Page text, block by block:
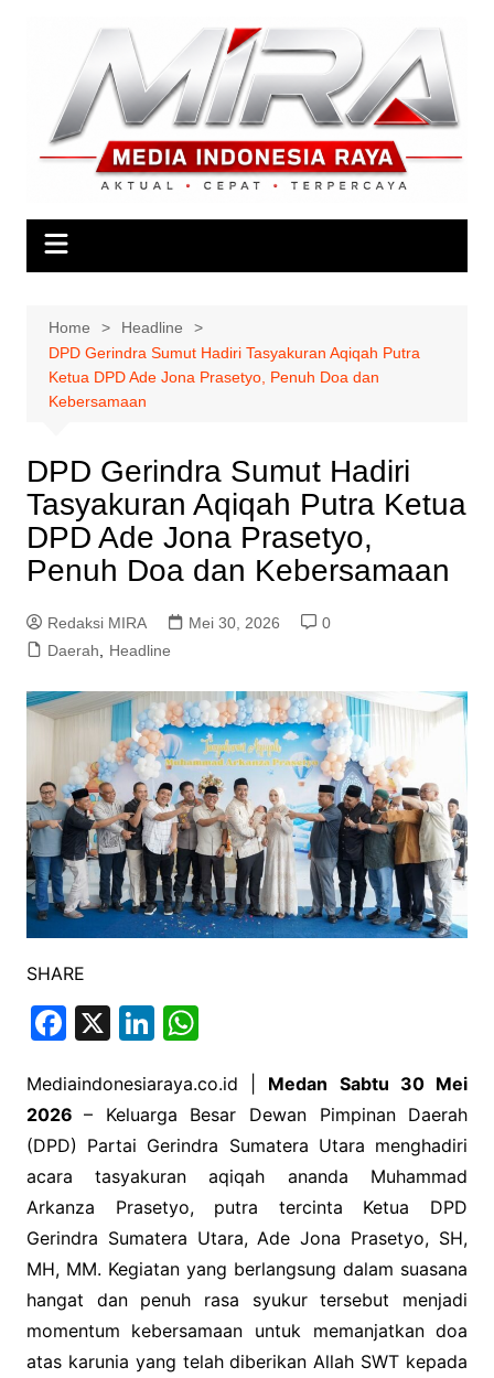
Home
Headline
DPD Gerindra Sumut Hadiri Tasyakuran Aqiqah Putra
Ketua DPD Ade Jona Prasetyo, Penuh Doa dan
Kebersamaan
DPD Gerindra Sumut Hadiri
Tasyakuran Aqiqah Putra Ketua
DPD Ade Jona Prasetyo,
Penuh Doa dan Kebersamaan
Redaksi MIRA Mei 30, 2026
0
Daerah
Headline
SHARE
F
c
e
b
o
o
k
X Li
k
e
dI
n
W
at
s
A
p
p
Mediaindonesiaraya.co.id | Medan Sabtu 30 Mei
2026– Keluarga Besar Dewan Pimpinan Daerah
(DPD) Partai Gerindra Sumatera Utara menghadiri
acara tasyakuran aqiqah ananda Muhammad
Arkanza Prasetyo, putra tercinta Ketua DPD
Gerindra Sumatera Utara, Ade Jona Prasetyo, SH,
MH, MM. Kegiatan yang berlangsung dalam suasana
hangat dan penuh rasa syukur tersebut menjadi
momentum kebersamaan untuk memanjatkan doa
atas karunia yang telah diberikan Allah SWT kepada